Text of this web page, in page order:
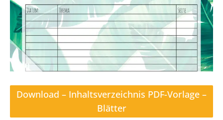
Download – Inhaltsverzeichnis PDF-Vorlage –
Blätter